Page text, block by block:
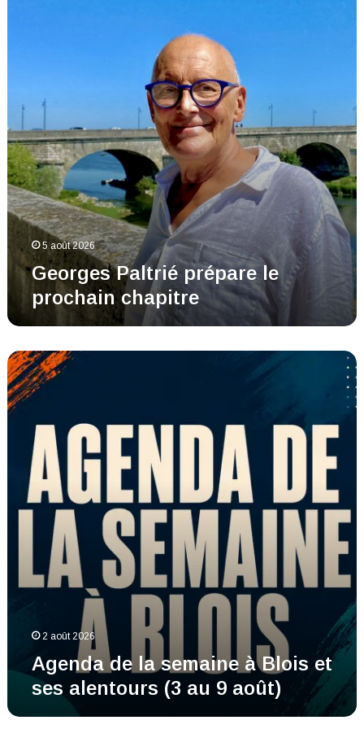
5 août 2026
Georges Paltrié prépare le
prochain chapitre
Agenda
de
la
semaine
Blois
alentours
2 août 2026
Agenda de la semaine à Blois et
ses alentours (3 au 9 août)